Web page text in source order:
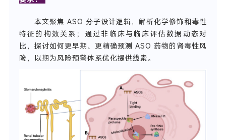
本文聚焦 ASO 分子设计逻辑，解析化学修饰和毒性
特征的构效关系；通过非临床与临床评估数据动态对
比，探讨如何更早期、更精确预测 ASO 药物的肾毒性风
险，以期为风险预警体系优化提供线索。